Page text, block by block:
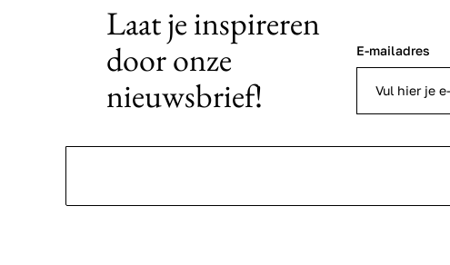
Laat je inspireren
door onze
nieuwsbrief!
E-mailadres